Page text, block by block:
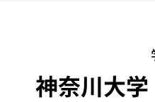
神奈川大学